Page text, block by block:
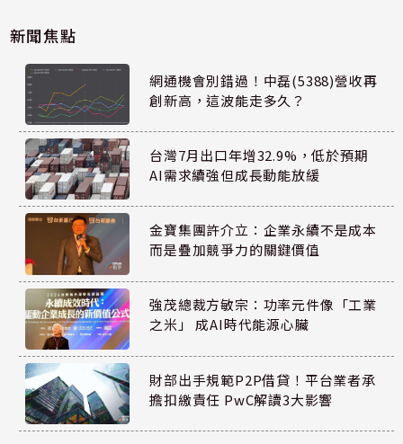
新聞焦點
網通機會別錯過！中磊(5388)營收再
創新高，這波能走多久？
台灣7月出口年增32.9%，低於預期
AI需求續強但成長動能放緩
金寶集團許介立：企業永續不是成本
而是疊加競爭力的關鍵價值
強茂總裁方敏宗：功率元件像「工業
之米」 成AI時代能源心臟
財部出手規範P2P借貸！平台業者承
擔扣繳責任 PwC解讀3大影響